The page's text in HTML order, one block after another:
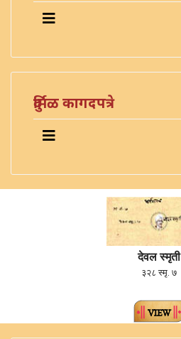
दुर्मिळ कागदपत्रे
देवल स्मृती
३२८ स्मृ. ७